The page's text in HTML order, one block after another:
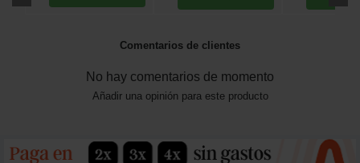
Comentarios de clientes
No hay comentarios de momento
Añadir una opinión para este producto